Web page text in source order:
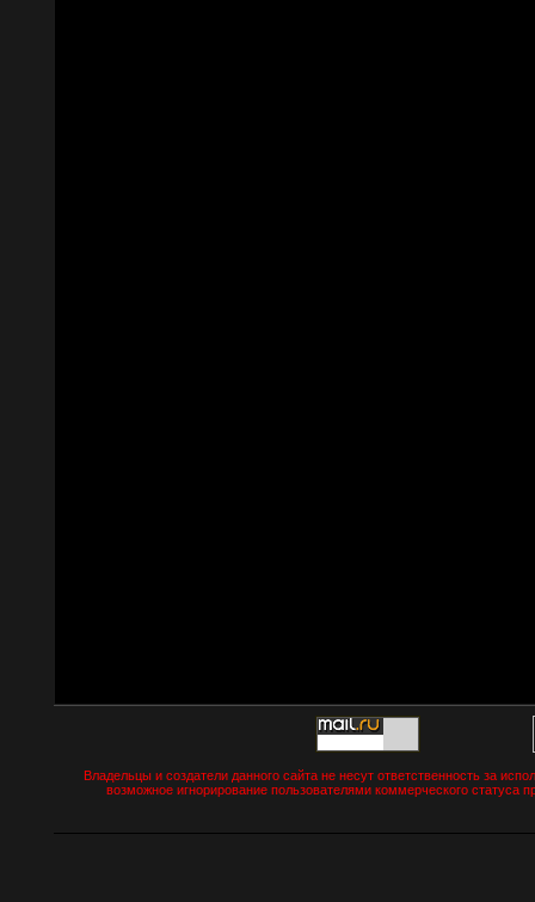
Владельцы и создатели данного сайта не несут ответственность за
возможное игнорирование пользователями коммерческого статуса